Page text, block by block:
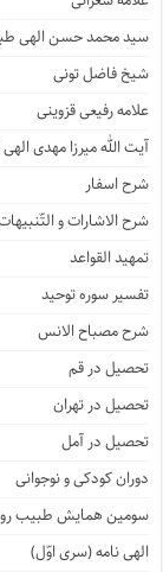
سید محمد حسن الهی
شیخ فاضل تونی
علامه رفیعی قزوینی
آیت الله میرزا مهدی
شرح اسفار
شرح الاشارات و
تمهید القواعد
تفسیر سوره توحید
شرح مصباح الانس
تحصیل در قم
تحصیل در تهران
تحصیل در آمل
دوران کودکی و نوجوانی
سومین همایش طبیب
الهی نامه (سری اوّل)